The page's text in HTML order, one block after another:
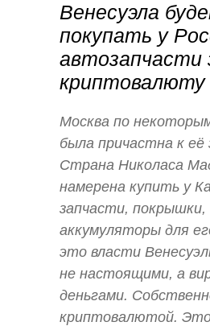
Венесуэла
покупать у
автозапчасти
Москва по
была причастна к её
Страна Николаса
намерена купить у
запчасти, покрышки,
аккумуляторы для
это власти
не настоящими, а
деньгами.
криптовалютой.